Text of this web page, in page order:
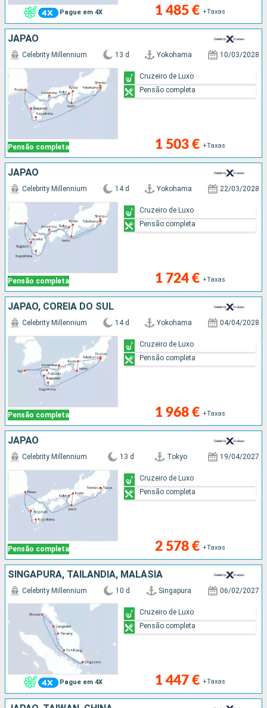
Pague em 4X 1 485 € +Taxas
JAPÃO
Pensão completa
Celebrity Millennium 13 d Yokohama 10/03/2028
1 503 € +Taxas
Cruzeiro de Luxo
Pensão completa
JAPÃO
Pensão completa
Celebrity Millennium 14 d Yokohama 22/03/2028
1 724 € +Taxas
Cruzeiro de Luxo
Pensão completa
JAPÃO, COREIA DO SUL
Pensão completa
Celebrity Millennium 14 d Yokohama 04/04/2028
1 968 € +Taxas
Cruzeiro de Luxo
Pensão completa
JAPÃO
Pensão completa
Celebrity Millennium 13 d Tokyo 19/04/2027
2 578 € +Taxas
Cruzeiro de Luxo
Pensão completa
SINGAPURA, TAILÂNDIA, MALÁSIA
Pague em 4X
Celebrity Millennium 10 d Singapura 06/02/2027
1 447 € +Taxas
Cruzeiro de Luxo
Pensão completa